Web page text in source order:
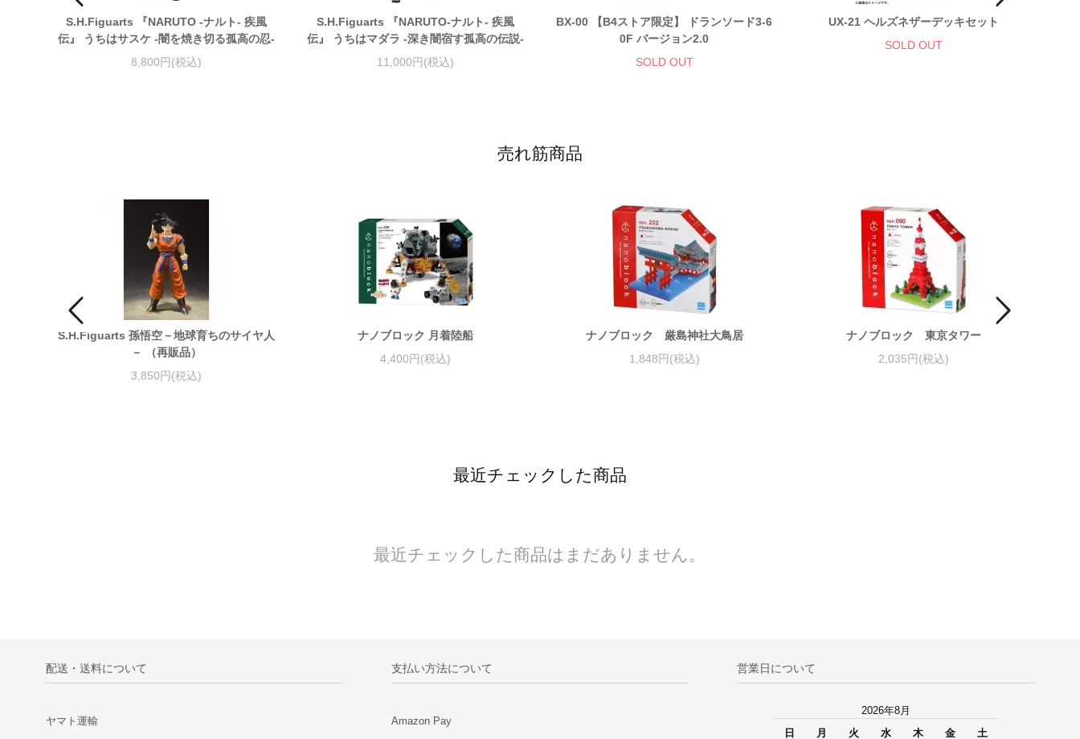
S.H.Figuarts 『NARUTO -ナルト- 疾風
伝』 うちはサスケ -闇を焼き切る孤高の忍-
8,800円(税込)
S.H.Figuarts 『NARUTO-ナルト- 疾風
伝』 うちはマダラ -深き闇宿す孤高の伝説-
11,000円(税込)
BX-00 【B4ストア限定】 ドランソード3-6
0F バージョン2.0
SOLD OUT
UX-21 ヘルズネザーデッキセット
SOLD OUT
売れ筋商品
S.H.Figuarts 孫悟空－地球育ちのサイヤ人
－ （再販品）
3,850円(税込)
ナノブロック 月着陸船
4,400円(税込)
ナノブロック 厳島神社大鳥居
1,848円(税込)
ナノブロック 東京タワー
2,035円(税込)
最近チェックした商品
最近チェックした商品はまだありません。
配送・送料について
ヤマト運輸
支払い方法について
Amazon Pay
営業日について
2026年8月
日
月 火 水 木 金 土